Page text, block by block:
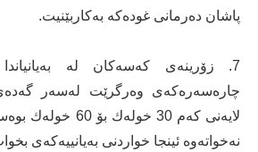
پاشان دەرمانی غودەكە بەكاربێنیت.
7. زۆرینەی كەسەكان لە
چارەسەرەكەی وەرگرێت لەسەر
لایەنی كەم 30
نەخواتەوە ئینجا خواردنی بەیانییەكەی